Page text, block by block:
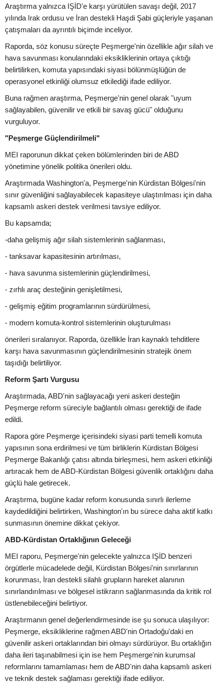
Araştırma yalnızca IŞİD'e karşı yürütülen savaşı değil, 2017
yılında Irak ordusu ve İran destekli Haşdi Şabi güçleriyle yaşanan
çatışmaları da ayrıntılı biçimde inceliyor.
Raporda, söz konusu süreçte Peşmerge'nin özellikle ağır silah ve
hava savunması konularındaki eksikliklerinin ortaya çıktığı
belirtilirken, komuta yapısındaki siyasi bölünmüşlüğün de
operasyonel etkinliği olumsuz etkilediği ifade ediliyor.
Buna rağmen araştırma, Peşmerge'nin genel olarak "uyum
sağlayabilen, güvenilir ve etkili bir savaş gücü" olduğunu
vurguluyor.
"Peşmerge Güçlendirilmeli"
MEI raporunun dikkat çeken bölümlerinden biri de ABD
yönetimine yönelik politika önerileri oldu.
Araştırmada Washington'a, Peşmerge'nin Kürdistan Bölgesi'nin
sınır güvenliğini sağlayabilecek kapasiteye ulaştırılması için daha
kapsamlı askeri destek verilmesi tavsiye ediliyor.
Bu kapsamda;
-daha gelişmiş ağır silah sistemlerinin sağlanması,
- tanksavar kapasitesinin artırılması,
- hava savunma sistemlerinin güçlendirilmesi,
- zırhlı araç desteğinin genişletilmesi,
- gelişmiş eğitim programlarının sürdürülmesi,
- modern komuta-kontrol sistemlerinin oluşturulması
önerileri sıralanıyor. Raporda, özellikle İran kaynaklı tehditlere
karşı hava savunmasının güçlendirilmesinin stratejik önem
taşıdığı belirtiliyor.
Reform Şartı Vurgusu
Araştırmada, ABD'nin sağlayacağı yeni askeri desteğin
Peşmerge reform süreciyle bağlantılı olması gerektiği de ifade
edildi.
Rapora göre Peşmerge içerisindeki siyasi parti temelli komuta
yapısının sona erdirilmesi ve tüm birliklerin Kürdistan Bölgesi
Peşmerge Bakanlığı çatısı altında birleşmesi, hem askeri etkinliği
artıracak hem de ABD-Kürdistan Bölgesi güvenlik ortaklığını daha
güçlü hale getirecek.
Araştırma, bugüne kadar reform konusunda sınırlı ilerleme
kaydedildiğini belirtirken, Washington'ın bu sürece daha aktif katkı
sunmasının önemine dikkat çekiyor.
ABD-Kürdistan Ortaklığının Geleceği
MEI raporu, Peşmerge'nin gelecekte yalnızca IŞİD benzeri
örgütlerle mücadelede değil, Kürdistan Bölgesi'nin sınırlarının
korunması, İran destekli silahlı grupların hareket alanının
sınırlandırılması ve bölgesel istikrarın sağlanmasında da kritik rol
üstlenebileceğini belirtiyor.
Araştırmanın genel değerlendirmesinde ise şu sonuca ulaşılıyor:
Peşmerge, eksikliklerine rağmen ABD'nin Ortadoğu'daki en
güvenilir askeri ortaklarından biri olmayı sürdürüyor. Bu ortaklığın
daha ileri taşınabilmesi için ise hem Peşmerge'nin kurumsal
reformlarını tamamlaması hem de ABD'nin daha kapsamlı askeri
ve teknik destek sağlaması gerektiği ifade ediliyor.